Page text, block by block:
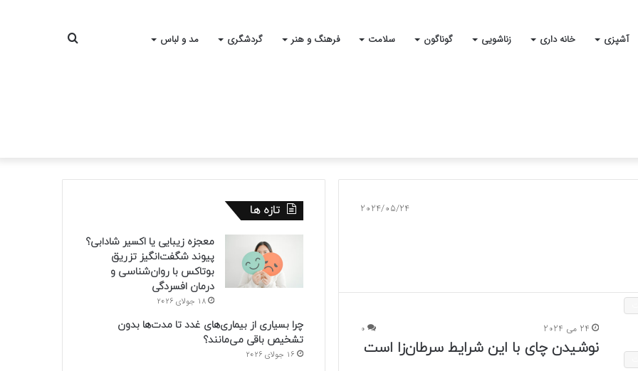
آشپزی خانه داری زناشویی گوناگون سلامت فرهنگ و هنر گردشگری مد و لباس جستجو
2024/05/24
24 می 2024
0
نوشیدن چای با این شرایط سرطان‌زا است
تازه ها
معجزه زیبایی یا اکسیر شادابی؟
پیوند شگفت‌انگیز تزریق
بوتاکس با روان‌شناسی و
درمان افسردگی
18 جولای 2026
چرا بسیاری از بیماری‌های غدد تا مدت‌ها بدون
تشخیص باقی می‌مانند؟
16 جولای 2026